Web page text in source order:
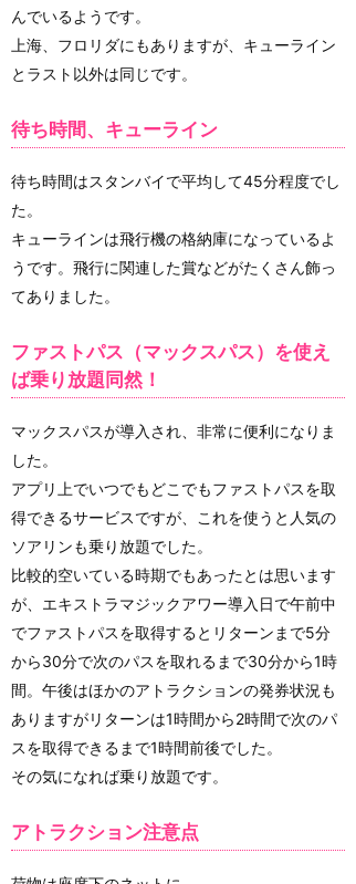
んでいるようです。
上海、フロリダにもありますが、キューライン
とラスト以外は同じです。
待ち時間、キューライン
待ち時間はスタンバイで平均して45分程度でし
た。
キューラインは飛行機の格納庫になっているよ
うです。飛行に関連した賞などがたくさん飾っ
てありました。
ファストパス（マックスパス）を使え
ば乗り放題同然！
マックスパスが導入され、非常に便利になりま
した。
アプリ上でいつでもどこでもファストパスを取
得できるサービスですが、これを使うと人気の
ソアリンも乗り放題でした。
比較的空いている時期でもあったとは思います
が、エキストラマジックアワー導入日で午前中
でファストパスを取得するとリターンまで5分
から30分で次のパスを取れるまで30分から1時
間。午後はほかのアトラクションの発券状況も
ありますがリターンは1時間から2時間で次のパ
スを取得できるまで1時間前後でした。
その気になれば乗り放題です。
アトラクション注意点